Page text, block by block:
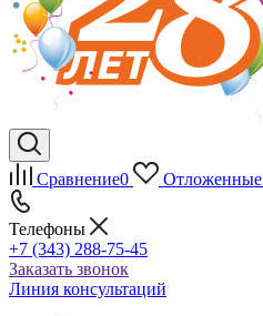
Сравнение0 Отложенные
Телефоны
+7 (343) 288-75-45
Заказать звонок
Линия консультаций